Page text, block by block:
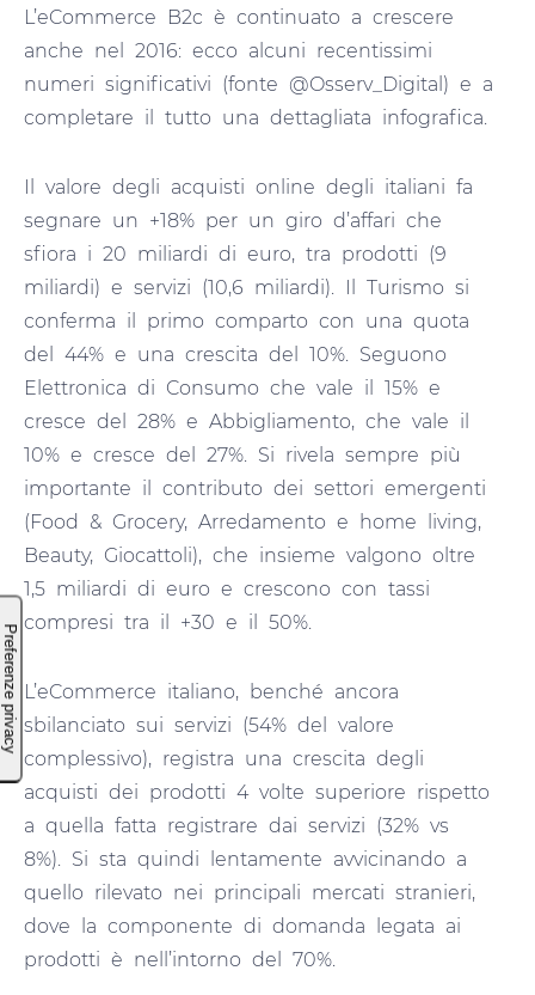
L’eCommerce B2c è continuato a crescere
anche nel 2016: ecco alcuni recentissimi
numeri significativi (fonte @Osserv_Digital) e a
completare il tutto una dettagliata infografica.
Il valore degli acquisti online degli italiani fa
segnare un +18% per un giro d’affari che
sfiora i 20 miliardi di euro, tra prodotti (9
miliardi) e servizi (10,6 miliardi). Il Turismo si
conferma il primo comparto con una quota
del 44% e una crescita del 10%. Seguono
Elettronica di Consumo che vale il 15% e
cresce del 28% e Abbigliamento, che vale il
10% e cresce del 27%. Si rivela sempre più
importante il contributo dei settori emergenti
(Food & Grocery, Arredamento e home living,
Beauty, Giocattoli), che insieme valgono oltre
1,5 miliardi di euro e crescono con tassi
compresi tra il +30 e il 50%.
L’eCommerce italiano, benché ancora
sbilanciato sui servizi (54% del valore
complessivo), registra una crescita degli
acquisti dei prodotti 4 volte superiore rispetto
a quella fatta registrare dai servizi (32% vs
8%). Si sta quindi lentamente avvicinando a
quello rilevato nei principali mercati stranieri,
dove la componente di domanda legata ai
prodotti è nell’intorno del 70%.